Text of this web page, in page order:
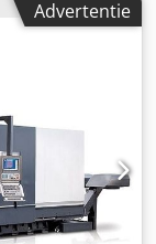
Voedingen
(X, Y, Z):
gewicht
afmetingen
omheining van
Koelvloeistof:
op
Op
Advertentie